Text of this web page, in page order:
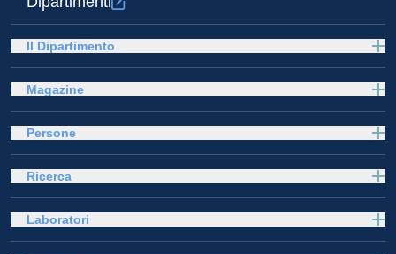
Il Dipartimento
Magazine
Persone
Ricerca
Laboratori